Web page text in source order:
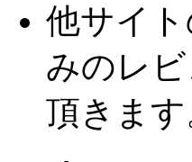
他サイ
みのレ
頂きます